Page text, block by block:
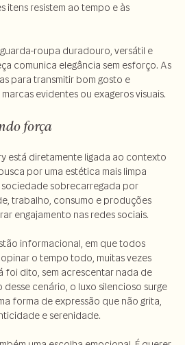
itens resistem ao tempo e às
roupa duradouro, versátil e
comunica elegância sem esforço. As
para transmitir bom gosto e
evidentes ou exageros visuais.
força
está diretamente ligada ao contexto
por uma estética mais limpa
sobrecarregada por
trabalho, consumo e produções
engajamento nas redes sociais.
informacional, em que todos
o tempo todo, muitas vezes
foi dito, sem acrescentar nada de
cenário, o luxo silencioso surge
forma de expressão que não grita,
e serenidade.